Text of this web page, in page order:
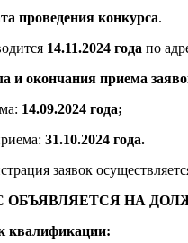
проведения конкурса.
14.11.2024 года по
и окончания приема
14.09.2024 года;
31.10.2024 года.
заявок
ОБЪЯВЛЯЕТСЯ НА
квалификации: